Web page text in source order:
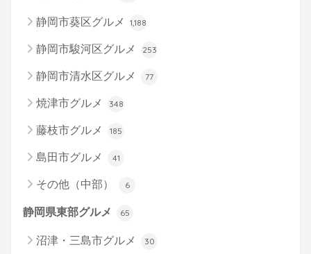
静岡市葵区グルメ 1,188
静岡市駿河区グルメ 253
静岡市清水区グルメ 77
焼津市グルメ 348
藤枝市グルメ 185
島田市グルメ 41
その他（中部） 6
静岡県東部グルメ 65
沼津・三島市グルメ 30